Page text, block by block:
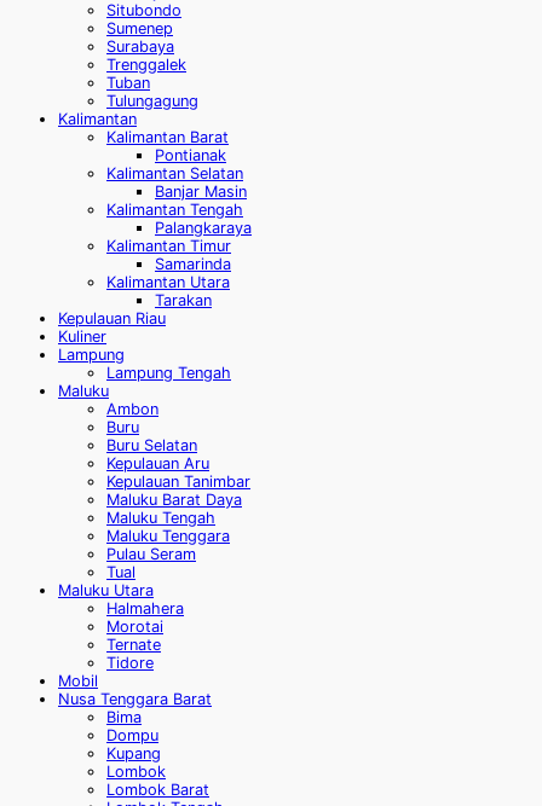
Situbondo
Sumenep
Surabaya
Trenggalek
Tuban
Tulungagung
Kalimantan
Kalimantan Barat
Pontianak
Kalimantan Selatan
Banjar Masin
Kalimantan Tengah
Palangkaraya
Kalimantan Timur
Samarinda
Kalimantan Utara
Tarakan
Kepulauan Riau
Kuliner
Lampung
Lampung Tengah
Maluku
Ambon
Buru
Buru Selatan
Kepulauan Aru
Kepulauan Tanimbar
Maluku Barat Daya
Maluku Tengah
Maluku Tenggara
Pulau Seram
Tual
Maluku Utara
Halmahera
Morotai
Ternate
Tidore
Mobil
Nusa Tenggara Barat
Bima
Dompu
Kupang
Lombok
Lombok Barat